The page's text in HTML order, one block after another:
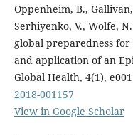
Oppenheim, B.,
Serhiyenko, V., Wolfe,
global preparedness
and application of an
Global Health, 4(1),
2018-001157
View in Google Scholar